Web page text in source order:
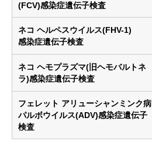
(FCV)感染症遺伝子検査
ネコ ヘルペスウイルス(FHV-1)
感染症遺伝子検査
ネコ ヘモプラズマ(旧ヘモバルトネ
ラ)感染症遺伝子検査
フェレット アリューシャンミンク病
パルボウイルス(ADV)感染症遺伝子
検査